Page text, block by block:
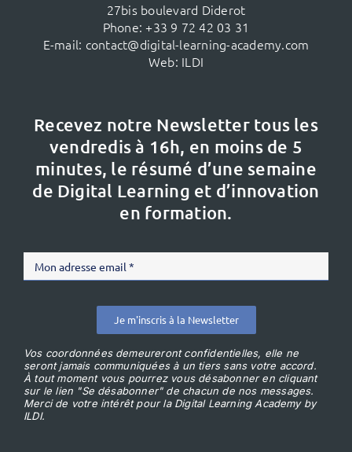
27bis boulevard Diderot
Phone: +33 9 72 42 03 31
E-mail: contact@digital-learning-academy.com
Web: ILDI
Recevez notre Newsletter tous les
vendredis à 16h, en moins de 5
minutes, le résumé d’une semaine
de Digital Learning et d’innovation
en formation.
Je m'inscris à la Newsletter
Vos coordonnées demeureront confidentielles, elle ne
seront jamais communiquées à un tiers sans votre accord.
À tout moment vous pourrez vous désabonner en cliquant
sur le lien "Se désabonner" de chacun de nos messages.
Merci de votre intérêt pour la Digital Learning Academy by
ILDI.